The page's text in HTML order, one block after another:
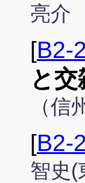
亮介
[B2-
と交
（信
[B2-
智史(